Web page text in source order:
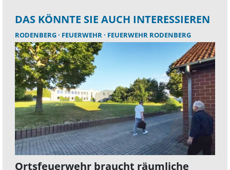
DAS KÖNNTE SIE AUCH INTERESSIEREN
RODENBERG FEUERWEHR FEUERWEHR RODENBERG
Ortsfeuerwehr braucht räumliche